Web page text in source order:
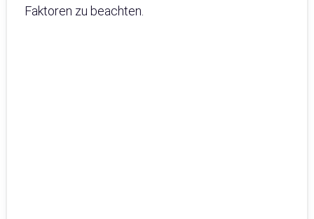
Faktoren zu beachten.